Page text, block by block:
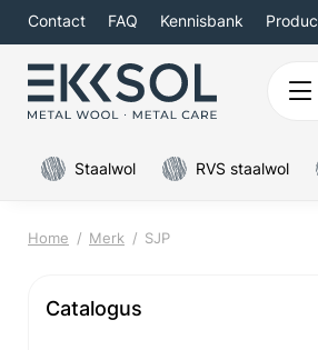
Contact FAQ Kennisbank
Staalwol RVS staalwol
Home Merk SJP
Catalogus